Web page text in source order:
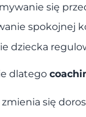
się
spokojnej
dziecka
dlatego
się